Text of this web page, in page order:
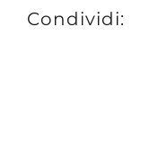
Condividi: